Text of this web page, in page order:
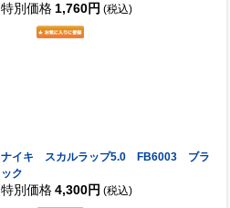
特別価格 1,760円 (税込)
ナイキ スカルラップ5.0 FB6003 ブラ
ック
特別価格 4,300円 (税込)